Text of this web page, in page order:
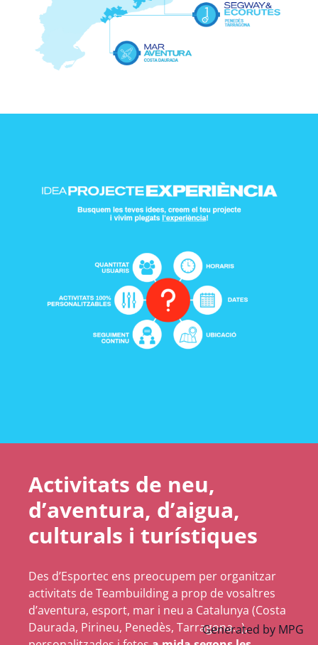
Activitats de neu,
d’aventura, d’aigua,
culturals i turístiques
Des d’Esportec ens preocupem per organitzar
activitats de Teambuilding a prop de vosaltres
d’aventura, esport, mar i neu a Catalunya (Costa
Daurada, Pirineu, Penedès, Tarragona…),
Generated by MPG